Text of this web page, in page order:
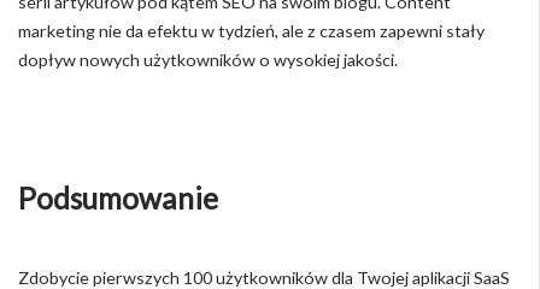
marketing nie da efektu w tydzień, ale z czasem zapewni stały
dopływ nowych użytkowników o wysokiej jakości.
Podsumowanie
Zdobycie pierwszych 100 użytkowników dla Twojej aplikacji SaaS